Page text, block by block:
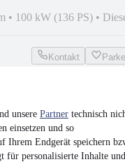
unsere Partner technisch
einsetzen und so
Ihrem Endgerät speichern
für personalisierte Inhalte und
• 100 kW (136 PS) •
Kontakt